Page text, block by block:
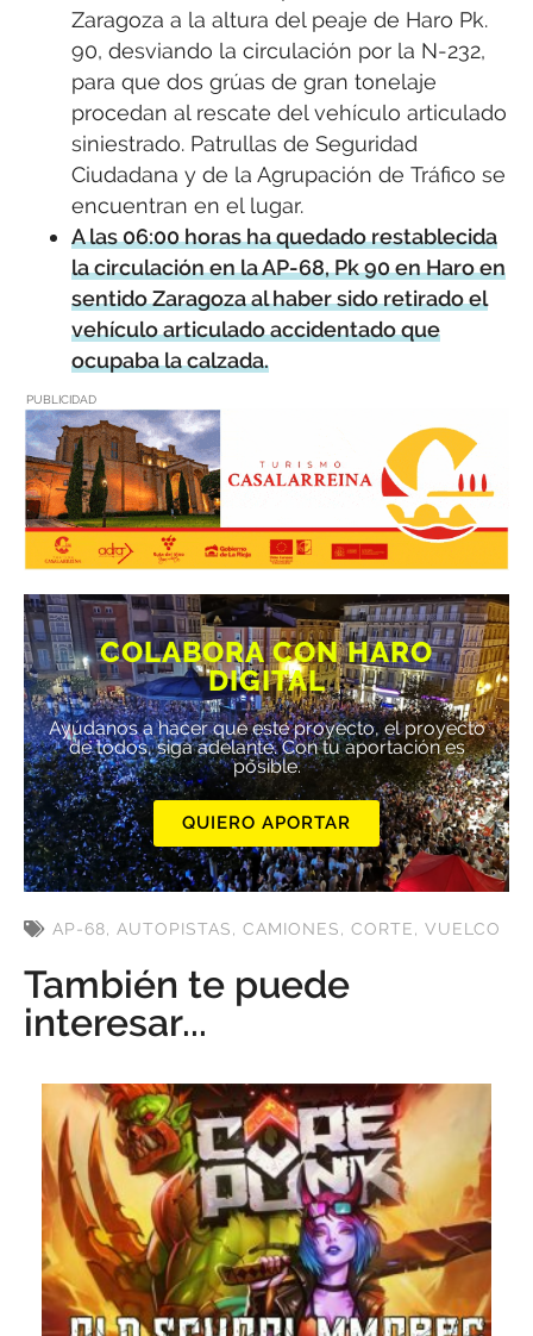
Zaragoza a la altura del peaje de Haro Pk.
90, desviando la circulación por la N-232,
para que dos grúas de gran tonelaje
procedan al rescate del vehículo articulado
siniestrado. Patrullas de Seguridad
Ciudadana y de la Agrupación de Tráfico se
encuentran en el lugar.
A las 06:00 horas ha quedado restablecida
la circulación en la AP-68, Pk 90 en Haro en
sentido Zaragoza al haber sido retirado el
vehículo articulado accidentado que
ocupaba la calzada.
PUBLICIDAD
COLABORA CON HARO
DIGITAL
Ayúdanos a hacer que este proyecto, el proyecto
de todos, siga adelante. Con tu aportación es
posible.
QUIERO APORTAR
AP-68, AUTOPISTAS, CAMIONES, CORTE, VUELCO
También te puede
interesar...